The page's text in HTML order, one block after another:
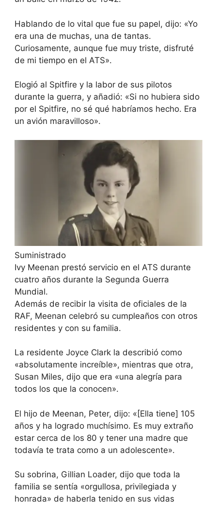
Hablando de lo vital que fue su papel, dijo: «Yo
era una de muchas, una de tantas.
Curiosamente, aunque fue muy triste, disfruté
de mi tiempo en el ATS».
Elogió al Spitfire y la labor de sus pilotos
durante la guerra, y añadió: «Si no hubiera sido
por el Spitfire, no sé qué habríamos hecho. Era
un avión maravilloso».
Suministrado
Ivy Meenan prestó servicio en el ATS durante
cuatro años durante la Segunda Guerra
Mundial.
Además de recibir la visita de oficiales de la
RAF, Meenan celebró su cumpleaños con otros
residentes y con su familia.
La residente Joyce Clark la describió como
«absolutamente increíble», mientras que otra,
Susan Miles, dijo que era «una alegría para
todos los que la conocen».
El hijo de Meenan, Peter, dijo: «[Ella tiene] 105
años y ha logrado muchísimo. Es muy extraño
estar cerca de los 80 y tener una madre que
todavía te trata como a un adolescente».
Su sobrina, Gillian Loader, dijo que toda la
familia se sentía «orgullosa, privilegiada y
honrada» de haberla tenido en sus vidas